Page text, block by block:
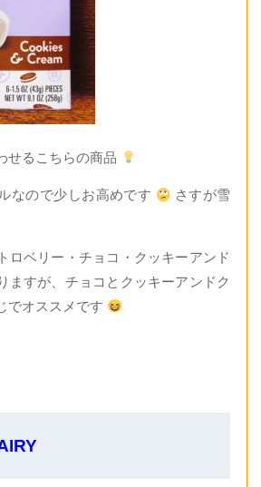
せるこちらの商品
なので少しお高めです
さすが雪
ロベリー・チョコ・クッキーアンド
ますが、チョコとクッキーアンドク
でオススメです